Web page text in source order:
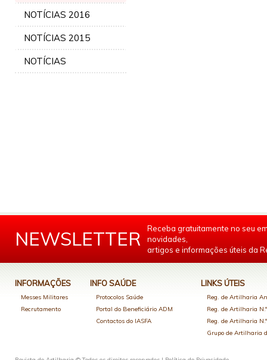
NOTÍCIAS 2016
NOTÍCIAS 2015
NOTÍCIAS
NEWSLETTER
Receba gratuitamente no seu
novidades,
artigos e informações úteis da
INFORMAÇÕES
Messes Militares
Recrutamento
INFO SAÚDE
Protocolos Saúde
Portal do Beneficiário ADM
Contactos do IASFA
LINKS ÚTEIS
Reg. de Artilharia
Reg. de Artilharia
Reg. de Artilharia
Grupo de Artilharia